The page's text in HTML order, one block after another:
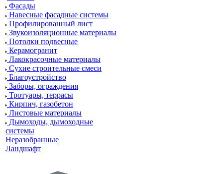
Фасады
Навесные фасадные системы
Профилированный лист
Звукоизоляционные материалы
Потолки подвесные
Керамогранит
Лакокрасочные материалы
Сухие строительные смеси
Благоустройство
Заборы, ограждения
Тротуары, террасы
Кирпич, газобетон
Листовые материалы
Дымоходы, дымоходные
системы
Неразобранные
Ландшафт